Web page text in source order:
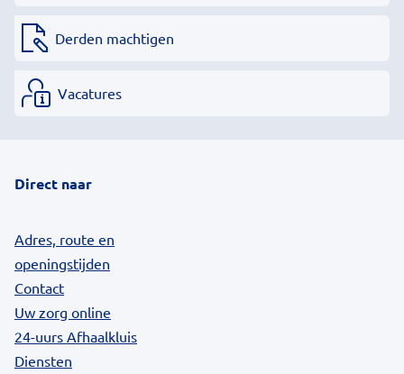
Derden machtigen
Vacatures
Direct naar
Adres, route en
openingstijden
Contact
Uw zorg online
24-uurs Afhaalkluis
Diensten